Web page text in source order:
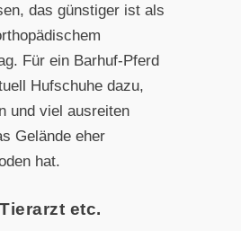
das günstiger ist als
Für ein Barhuf-Pferd
Hufschuhe dazu,
und viel ausreiten
Gelände eher
hat.
etc.